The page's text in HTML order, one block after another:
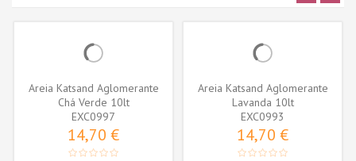
Areia Katsand Aglomerante
Chá Verde 10lt
EXC0997
14,70 €
Areia Katsand Aglomerante
Lavanda 10lt
EXC0993
14,70 €